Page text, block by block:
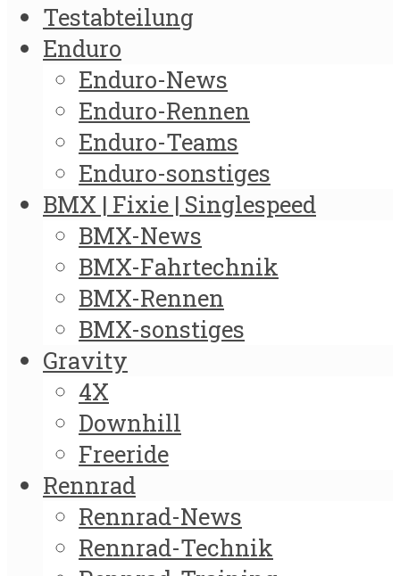
Testabteilung
Enduro
Enduro-News
Enduro-Rennen
Enduro-Teams
Enduro-sonstiges
BMX | Fixie | Singlespeed
BMX-News
BMX-Fahrtechnik
BMX-Rennen
BMX-sonstiges
Gravity
4X
Downhill
Freeride
Rennrad
Rennrad-News
Rennrad-Technik